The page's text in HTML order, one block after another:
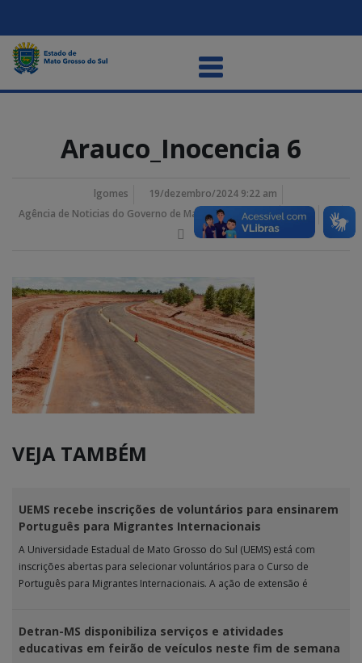
Arauco_Inocencia 6
lgomes
19/dezembro/2024 9:22 am
Agência de Noticias do Governo de Mato Grosso do Sul
VEJA TAMBÉM
UEMS recebe inscrições de voluntários para ensinarem
Português para Migrantes Internacionais
A Universidade Estadual de Mato Grosso do Sul (UEMS) está com
inscrições abertas para selecionar voluntários para o Curso de
Português para Migrantes Internacionais. A ação de extensão é
Detran-MS disponibiliza serviços e atividades
educativas em feirão de veículos neste fim de semana